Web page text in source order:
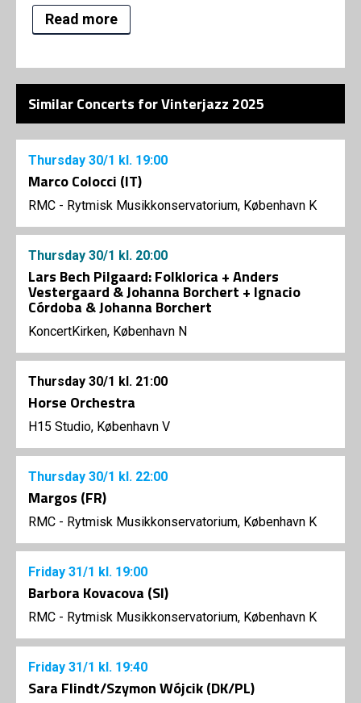
Read more
Similar Concerts for Vinterjazz 2025
Thursday 30/1 kl. 19:00
Marco Colocci (IT)
RMC - Rytmisk Musikkonservatorium, København K
Thursday 30/1 kl. 20:00
Lars Bech Pilgaard: Folklorica + Anders
Vestergaard & Johanna Borchert + Ignacio
Córdoba & Johanna Borchert
KoncertKirken, København N
Thursday 30/1 kl. 21:00
Horse Orchestra
H15 Studio, København V
Thursday 30/1 kl. 22:00
Margos (FR)
RMC - Rytmisk Musikkonservatorium, København K
Friday 31/1 kl. 19:00
Barbora Kovacova (SI)
RMC - Rytmisk Musikkonservatorium, København K
Friday 31/1 kl. 19:40
Sara Flindt/Szymon Wójcik (DK/PL)